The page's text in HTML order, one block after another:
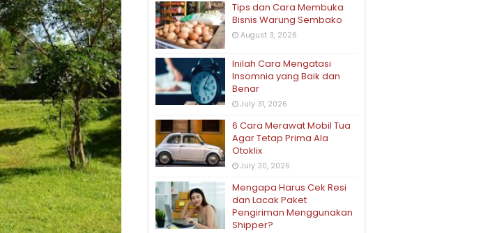
Tips dan Cara Membuka
Bisnis Warung Sembako
August 3, 2026
Inilah Cara Mengatasi
Insomnia yang Baik dan
Benar
July 31, 2026
6 Cara Merawat Mobil Tua
Agar Tetap Prima Ala
Otoklix
July 30, 2026
Mengapa Harus Cek Resi
dan Lacak Paket
Pengiriman Menggunakan
Shipper?